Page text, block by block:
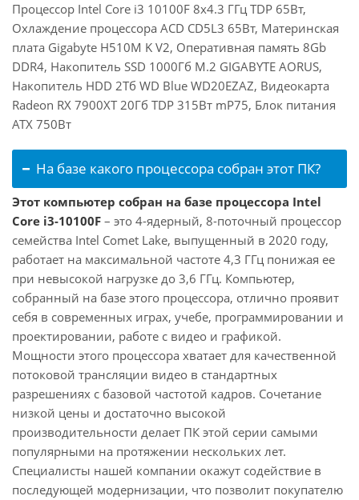
Процессор Intel Core i3 10100F 8x4.3 ГГц TDP 65Вт,
Охлаждение процессора ACD CD5L3 65Вт, Материнская
плата Gigabyte H510M K V2, Оперативная память 8Gb
DDR4, Накопитель SSD 1000Гб M.2 GIGABYTE AORUS,
Накопитель HDD 2Тб WD Blue WD20EZAZ, Видеокарта
Radeon RX 7900XT 20Гб TDP 315Вт mP75, Блок питания
ATX 750Вт
На базе какого процессора собран этот ПК?
Этот компьютер собран на базе процессора Intel
Core i3-10100F – это 4-ядерный, 8-поточный процессор
семейства Intel Comet Lake, выпущенный в 2020 году,
работает на максимальной частоте 4,3 ГГц понижая ее
при невысокой нагрузке до 3,6 ГГц. Компьютер,
собранный на базе этого процессора, отлично проявит
себя в современных играх, учебе, программировании и
проектировании, работе с видео и графикой.
Мощности этого процессора хватает для качественной
потоковой трансляции видео в стандартных
разрешениях с базовой частотой кадров. Сочетание
низкой цены и достаточно высокой
производительности делает ПК этой серии самыми
популярными на протяжении нескольких лет.
Специалисты нашей компании окажут содействие в
последующей модернизации, что позволит покупателю